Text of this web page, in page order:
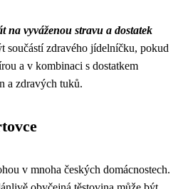
na vyváženou stravu a dostatek
součástí zdravého jídelníčku, pokud
a v kombinaci s dostatkem
a zdravých tuků.
v mnoha českých domácnostech.